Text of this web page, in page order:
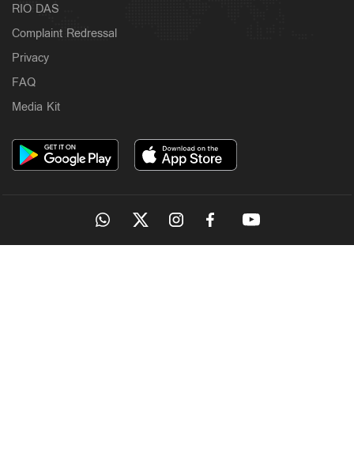
RIO DAS
Complaint Redressal
Privacy
FAQ
Media Kit